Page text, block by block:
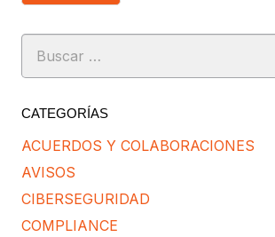
Buscar:
CATEGORÍAS
ACUERDOS Y COLABORACIONES
AVISOS
CIBERSEGURIDAD
COMPLIANCE